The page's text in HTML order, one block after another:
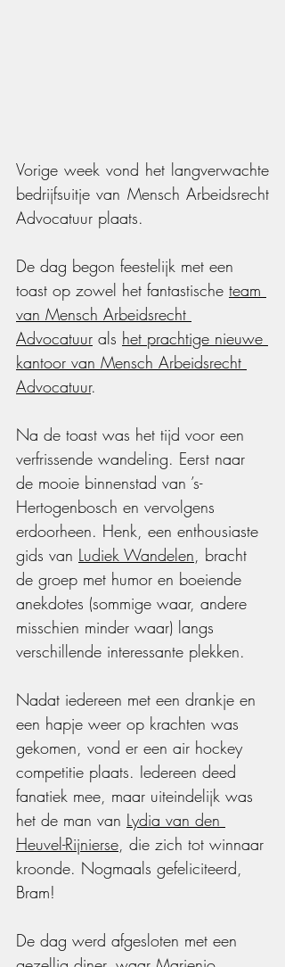
Vorige week vond het langverwachte
bedrijfsuitje van Mensch Arbeidsrecht
Advocatuur plaats.
De dag begon feestelijk met een
toast op zowel het fantastische team
van Mensch Arbeidsrecht
Advocatuur als het prachtige nieuwe
kantoor van Mensch Arbeidsrecht
Advocatuur.
Na de toast was het tijd voor een
verfrissende wandeling. Eerst naar
de mooie binnenstad van ’s-
Hertogenbosch en vervolgens
erdoorheen. Henk, een enthousiaste
gids van Ludiek Wandelen, bracht
de groep met humor en boeiende
anekdotes (sommige waar, andere
misschien minder waar) langs
verschillende interessante plekken.
Nadat iedereen met een drankje en
een hapje weer op krachten was
gekomen, vond er een air hockey
competitie plaats. Iedereen deed
fanatiek mee, maar uiteindelijk was
het de man van Lydia van den
Heuvel-Rijnierse, die zich tot winnaar
kroonde. Nogmaals gefeliciteerd,
Bram!
De dag werd afgesloten met een